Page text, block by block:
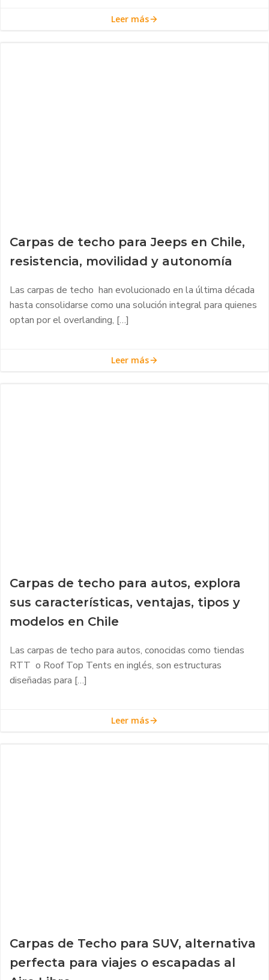
Leer más
Carpas de techo para Jeeps en Chile,
resistencia, movilidad y autonomía
Las carpas de techo han evolucionado en la última década
hasta consolidarse como una solución integral para quienes
optan por el overlanding, […]
Leer más
Carpas de techo para autos, explora
sus características, ventajas, tipos y
modelos en Chile
Las carpas de techo para autos, conocidas como tiendas
RTT o Roof Top Tents en inglés, son estructuras
diseñadas para […]
Leer más
Carpas de Techo para SUV, alternativa
perfecta para viajes o escapadas al